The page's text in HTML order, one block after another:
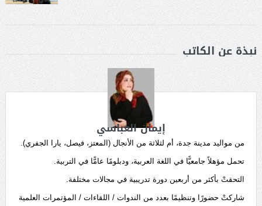
نبذة عن الكاتب
إيمان العباسي
من مواليد مدينة جدة، أم لثلاثة من الأنجال (المعتز، فيصل، يارا الجفري).
تحمل مؤهلاً جامعيًّا في اللغة العربية، ودبلومًا عامًّا في التربية.
التحقتْ بأكثر من أربعين دورة تدريبية في مجالات مختلفة.
شاركتْ حضورًا وتنظيمًا بعدد من الندوات / اللقاءات / المؤتمرات العلمية